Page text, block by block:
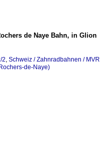
de Naye Bahn, in Glion
2, Schweiz / Zahnradbahnen / MVR
de-Naye)